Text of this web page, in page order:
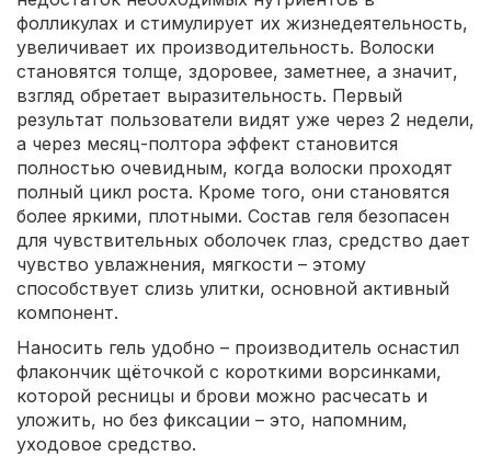
фолликулах и стимулирует их жизнедеятельность,
увеличивает их производительность. Волоски
становятся толще, здоровее, заметнее, а значит,
взгляд обретает выразительность. Первый
результат пользователи видят уже через 2 недели,
а через месяц-полтора эффект становится
полностью очевидным, когда волоски проходят
полный цикл роста. Кроме того, они становятся
более яркими, плотными. Состав геля безопасен
для чувствительных оболочек глаз, средство дает
чувство увлажнения, мягкости – этому
способствует слизь улитки, основной активный
компонент.
Наносить гель удобно – производитель оснастил
флакончик щёточкой с короткими ворсинками,
которой ресницы и брови можно расчесать и
уложить, но без фиксации – это, напомним,
уходовое средство.